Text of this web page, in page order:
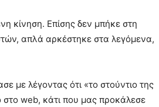
κίνηση. Επίσης δεν μπήκε στη
απλά αρκέστηκε στα λεγόμενα,
με λέγοντας ότι «το στούντιο της
στο web, κάτι που μας προκάλεσε